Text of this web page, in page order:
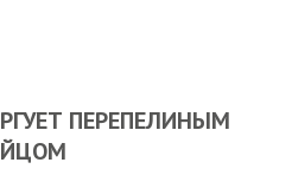
ПЕРЕПЕЛИНЫМ